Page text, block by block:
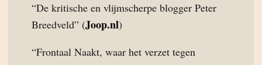
“De kritische en vlijmscherpe blogger Peter
Breedveld” (Joop.nl)
“Frontaal Naakt, waar het verzet tegen